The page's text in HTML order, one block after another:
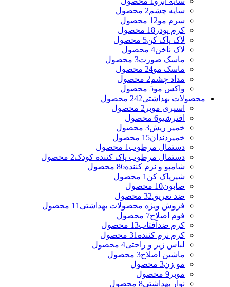
سایه چشم2 محصول
سرم مو12 محصول
کرم پودر 18 محصول
لاک پاک کن5 محصول
لاک ناخن4 محصول
ماسک صورت3 محصول
ماسک مو24 محصول
مداد چشم2 محصول
واکس مو5 محصول
محصولات بهداشتی242 محصول
اسپری موبر 2 محصول
افترشیو6 محصول
خمیر ریش3 محصول
خمیردندان15 محصول
دستمال مرطوب 1 محصول
دستمال مرطوب پاک کننده کودک2 محصول
شامپو و نرم کننده86 محصول
شیرپاک کن 1 محصول
صابون10 محصول
ضد تعریق32 محصول
فروش ویژه محصولات بهداشتی 11 محصول
فوم اصلاح7 محصول
کرم ضدآفتاب13 محصول
کرم نرم کننده 31 محصول
لباس زیر و راحتی4 محصول
ماشین اصلاح3 محصول
مو زن3 محصول
موبر 9 محصول
نوار بهداشتی8 محصول